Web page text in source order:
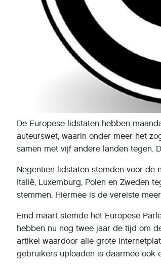
De Europese lidstaten hebben
auteurswet, waarin onder meer het
samen met vijf andere landen tegen.
Negentien lidstaten stemden voor de
Italië, Luxemburg, Polen en Zweden
stemmen. Hiermee is de vereiste
Eind maart stemde het Europese
hebben nu nog twee jaar de tijd om
artikel waardoor alle grote
gebruikers uploaden is daarmee ook